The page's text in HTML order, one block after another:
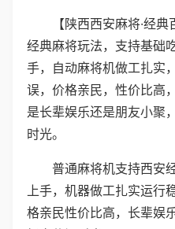
【陕西西安麻将·经
经典麻将玩法，支持基础
手，自动麻将机做工扎实
误，价格亲民，性价比高
是长辈娱乐还是朋友小聚
时光。
普通麻将机支持西安
上手，机器做工扎实运行
格亲民性价比高，长辈娱